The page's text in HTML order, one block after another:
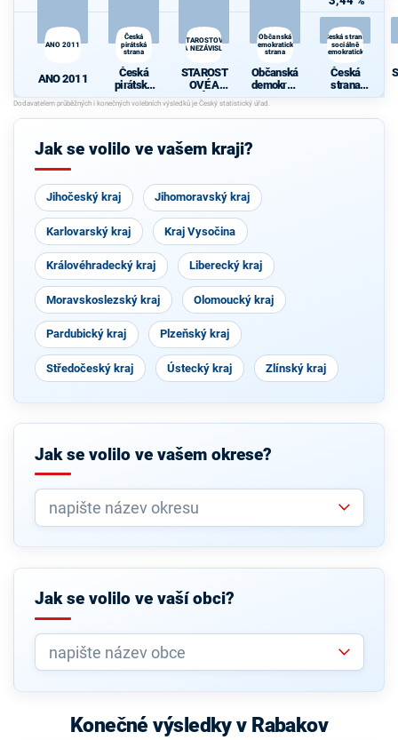
ANO 2011
ANO 2011
Česká
pirátská
strana
Česká
pirátská
strana
STAROSTOVÉ
A NEZÁVISLÍ
STAROST
OVÉ A
NEZÁVISL
Í
Občanská
demokratická
strana
Občanská
demokrati
cká strana
Česká strana
sociálně
demokratická
Česká
strana
sociálně
cká
Jak se volilo ve vašem kraji?
Jihočeský kraj Jihomoravský kraj
Karlovarský kraj Kraj Vysočina
Královéhradecký kraj Liberecký kraj
Moravskoslezský kraj Olomoucký kraj
Pardubický kraj Plzeňský kraj
Středočeský kraj Ústecký kraj Zlínský kraj
Jak se volilo ve vašem okrese?
Jak se volilo ve vaší obci?
Konečné výsledky v Rabakov